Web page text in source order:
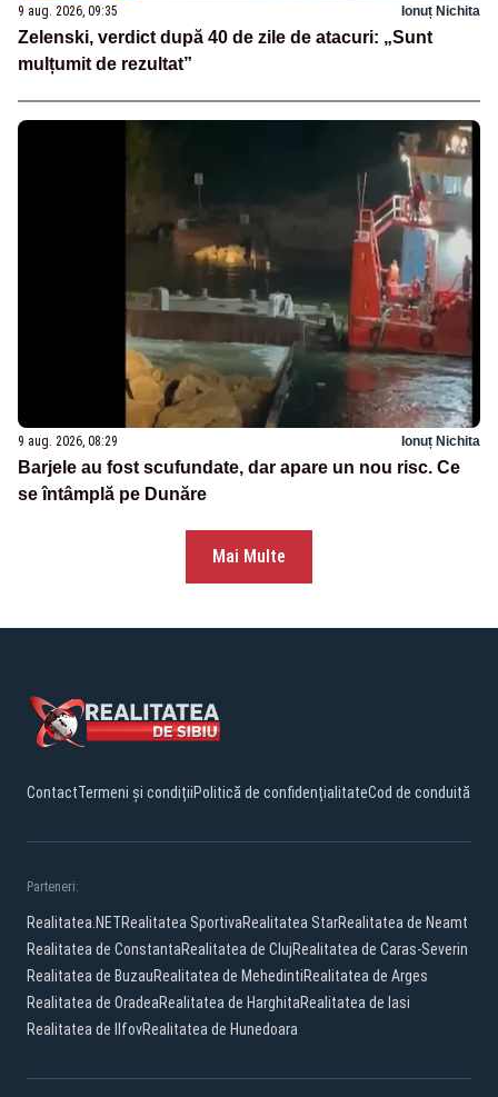
9 aug. 2026, 09:35 Ionuț Nichita
Zelenski, verdict după 40 de zile de atacuri: „Sunt
mulțumit de rezultat”
9 aug. 2026, 08:29 Ionuț Nichita
Barjele au fost scufundate, dar apare un nou risc. Ce
se întâmplă pe Dunăre
Mai Multe
ContactTermeni și condițiiPolitică de confidențialitateCod de conduită
Parteneri:
Realitatea.NETRealitatea SportivaRealitatea StarRealitatea de Neamt
Realitatea de ConstantaRealitatea de ClujRealitatea de Caras-Severin
Realitatea de BuzauRealitatea de MehedintiRealitatea de Arges
Realitatea de OradeaRealitatea de HarghitaRealitatea de Iasi
Realitatea de IlfovRealitatea de Hunedoara